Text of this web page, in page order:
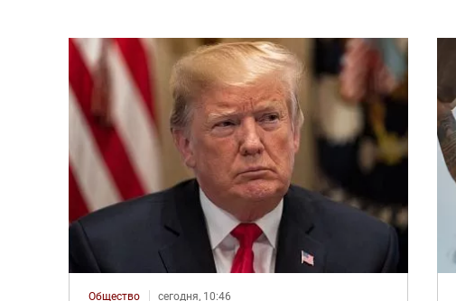
Общество сегодня, 10:46